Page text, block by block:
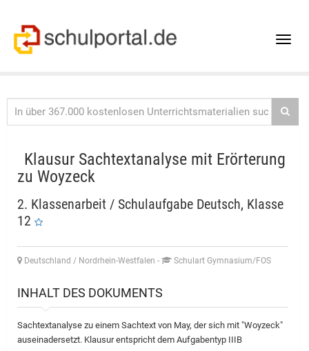
Toggle
Klausur Sachtextanalyse mit Erörterung
zu Woyzeck
2. Klassenarbeit / Schulaufgabe Deutsch, Klasse
12
Deutschland / Nordrhein-Westfalen - Schulart Gymnasium/FOS
INHALT DES DOKUMENTS
Sachtextanalyse zu einem Sachtext von May, der sich mit "Woyzeck"
auseinadersetzt. Klausur entspricht dem Aufgabentyp IIIB